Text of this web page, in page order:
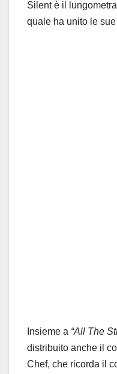
Silent è il
quale ha unito le
Insieme a “All The
distribuito anche il
Chef, che ricorda il